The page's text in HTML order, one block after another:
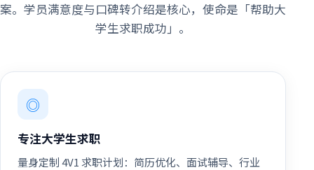
案。学员满意度与口碑转介绍是核心，使命是「帮助大
学生求职成功」。
◎
专注大学生求职
量身定制 4V1 求职计划：简历优化、面试辅导、行业